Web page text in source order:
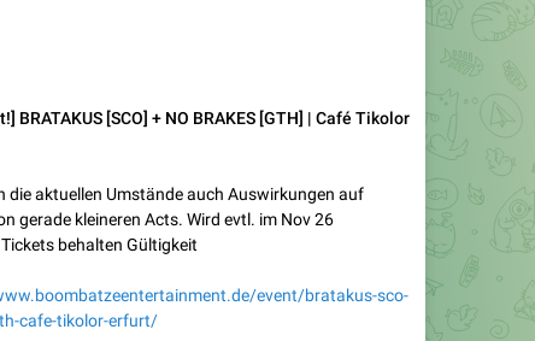
BRATAKUS [SCO] + NO BRAKES [GTH] | Café Tikolor
die aktuellen Umstände auch Auswirkungen auf
gerade kleineren Acts. Wird evtl. im Nov 26
behalten Gültigkeit
event/bratakus-sco-
cafe-tikolor-erfurt/